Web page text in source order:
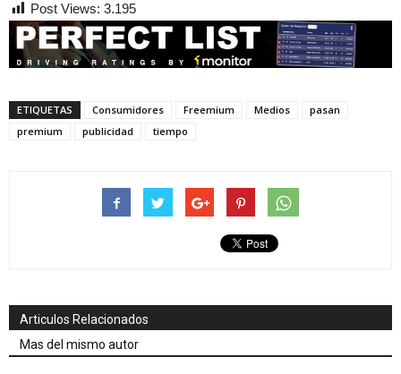
Post Views: 3.195
ETIQUETAS Consumidores Freemium Medios
pasan
premium
publicidad tiempo
Articulos Relacionados
Mas del mismo autor